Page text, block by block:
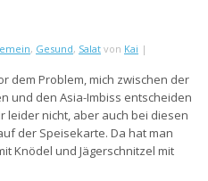
, Gesund, Salat von Kai |
dem Problem, mich zwischen der
und den Asia-Imbiss entscheiden
leider nicht, aber auch bei diesen
der Speisekarte. Da hat man
Knödel und Jägerschnitzel mit